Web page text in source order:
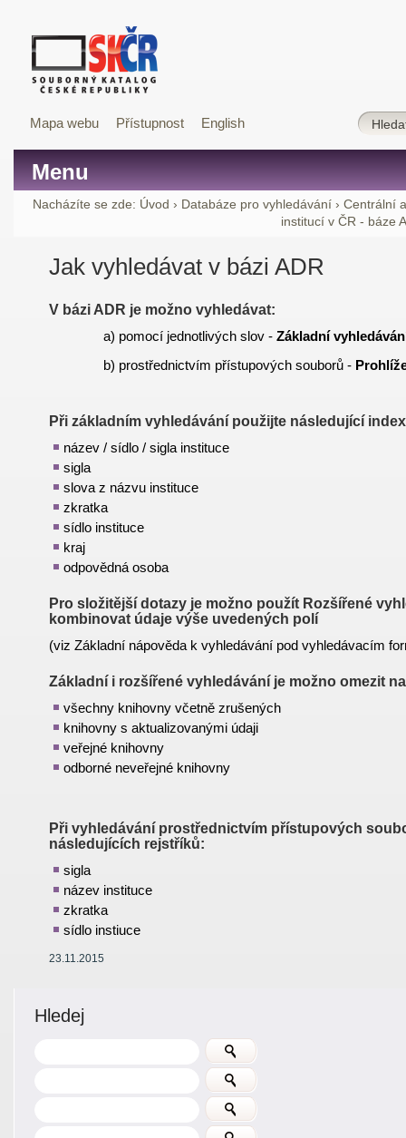
Mapa webu Přístupnost English
Menu
Nacházíte se zde: Úvod › Databáze pro vyhledávání › Centrální
institucí v ČR - báze
Jak vyhledávat v bázi ADR
V bázi ADR je možno vyhledávat:
a) pomocí jednotlivých slov -Základní
b) prostřednictvím přístupových souborů -
Při základním vyhledávání použijte následující
název / sídlo / sigla instituce
sigla
slova z názvu instituce
zkratka
sídlo instituce
kraj
odpovědná osoba
Pro složitější dotazy je možno použít Rozšířené
kombinovat údaje výše uvedených polí
(viz Základní nápověda k vyhledávání pod vyhledávacím
Základní i rozšířené vyhledávání je možno omezit
všechny knihovny včetně zrušených
knihovny s aktualizovanými údaji
veřejné knihovny
odborné neveřejné knihovny
Při vyhledávání prostřednictvím přístupových
následujících rejstříků:
sigla
název instituce
zkratka
sídlo instiuce
23.11.2015
Hledej